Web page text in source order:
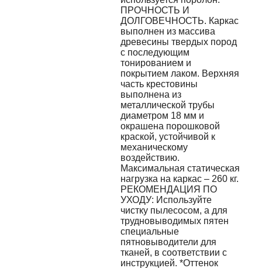
ПРОЧНОСТЬ И
ДОЛГОВЕЧНОСТЬ. Каркас
выполнен из массива
древесины твердых пород
с последующим
тонированием и
покрытием лаком. Верхняя
часть крестовины
выполнена из
металлической трубы
диаметром 18 мм и
окрашена порошковой
краской, устойчивой к
механическому
воздействию.
Максимальная статическая
нагрузка на каркас – 260 кг.
РЕКОМЕНДАЦИЯ ПО
УХОДУ: Используйте
чистку пылесосом, а для
трудновыводимых пятен
специальные
пятновыводители для
тканей, в соответствии с
инструкцией. *Оттенок